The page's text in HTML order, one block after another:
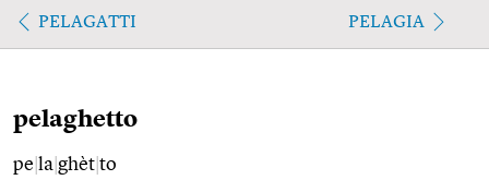
PELAGATTI PELAGIA
pelaghetto
pe la ghèt to